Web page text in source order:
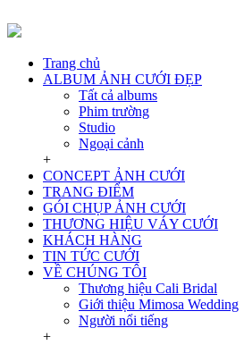
Trang chủ
ALBUM ẢNH CƯỚI ĐẸP
Tất cả albums
Phim trường
Studio
Ngoại cảnh
+
CONCEPT ẢNH CƯỚI
TRANG ĐIỂM
GÓI CHỤP ẢNH CƯỚI
THƯƠNG HIỆU VÁY CƯỚI
KHÁCH HÀNG
TIN TỨC CƯỚI
VỀ CHÚNG TÔI
Thương hiệu Cali Bridal
Giới thiệu Mimosa Wedding
Người nổi tiếng
+